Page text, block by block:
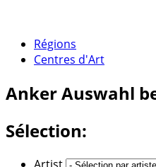
Régions
Centres d'Art
AnkerAuswahl
Sélection: